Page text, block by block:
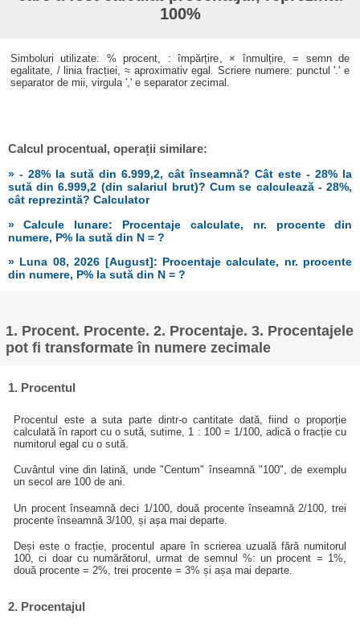
100%
Simboluri utilizate: % procent, : împărțire, × înmulțire, = semn de
egalitate, / linia fracției, ≈ aproximativ egal. Scriere numere: punctul '.' e
separator de mii, virgula ',' e separator zecimal.
Calcul procentual, operații similare:
» - 28% la sută din 6.999,2, cât înseamnă? Cât este - 28% la
sută din 6.999,2 (din salariul brut)? Cum se calculează - 28%,
cât reprezintă? Calculator
» Calcule lunare: Procentaje calculate, nr. procente din
numere, P% la sută din N = ?
» Luna 08, 2026 [August]: Procentaje calculate, nr. procente
din numere, P% la sută din N = ?
1. Procent. Procente. 2. Procentaje. 3. Procentajele
pot fi transformate în numere zecimale
1. Procentul
Procentul este a suta parte dintr-o cantitate dată, fiind o proporție
calculată în raport cu o sută, sutime, 1 : 100 = 1/100, adică o fracție cu
numitorul egal cu o sută.
Cuvântul vine din latină, unde "Centum" înseamnă "100", de exemplu
un secol are 100 de ani.
Un procent înseamnă deci 1/100, două procente înseamnă 2/100, trei
procente înseamnă 3/100, și așa mai departe.
Deși este o fracție, procentul apare în scrierea uzuală fără numitorul
100, ci doar cu numărătorul, urmat de semnul %: un procent = 1%,
două procente = 2%, trei procente = 3% și așa mai departe.
2. Procentajul